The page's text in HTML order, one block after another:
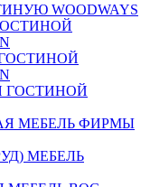
WOODWAYS
ГОСТИНОЙ
МЕБЕЛЬ ФИРМЫ
МЕБЕЛЬ